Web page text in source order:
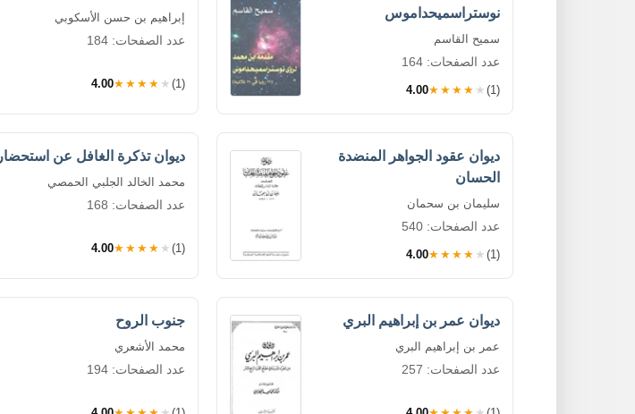
نوستراسميحداموس
سميح القاسم
عدد الصفحات: 164
4.00★★★★★ (1)
إبراهيم بن حسن الأسكوبي
عدد الصفحات: 184
4.00★★★★★ (1)
ديوان عقود الجواهر المنضدة
الحسان
سليمان بن سحمان
عدد الصفحات: 540
4.00★★★★★ (1)
ديوان تذكرة الغافل عن استحضار
محمد الخالد الجلبي الحمصي
عدد الصفحات: 168
4.00★★★★★ (1)
ديوان عمر بن إبراهيم البري
عمر بن إبراهيم البري
عدد الصفحات: 257
جنوب الروح
محمد الأشعري
عدد الصفحات: 194